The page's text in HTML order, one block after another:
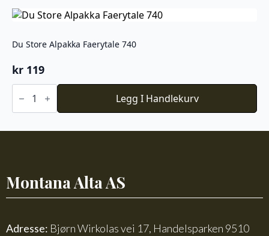
Du Store Alpakka Faerytale 740
kr 119
Du
Store
Faerytale
Legg I Handlekurv
Montana Alta AS
Adresse: Bjørn Wirkolas vei 17, Handelsparken 9510